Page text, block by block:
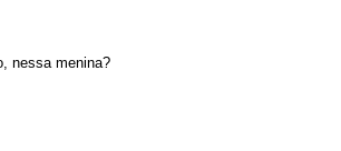
nessa menina?